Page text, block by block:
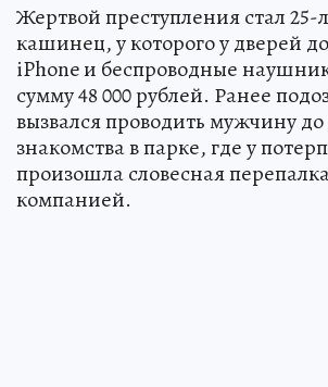
Жертвой преступления стал 25-
кашинец, у которого у дверей
iPhone и беспроводные
сумму 48 000 рублей. Ранее
вызвался проводить мужчину
знакомства в парке, где у
произошла словесная
компанией.